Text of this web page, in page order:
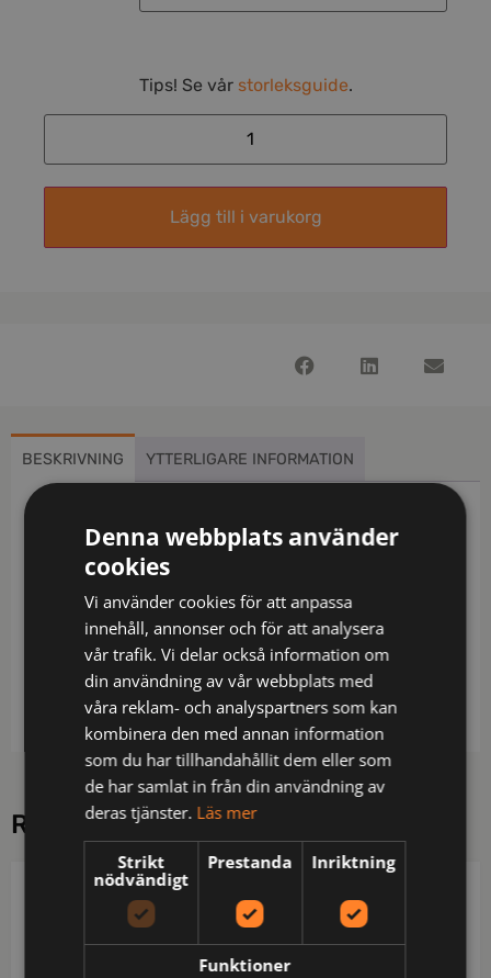
Tips! Se vår storleksguide.
Lägg till i varukorg
BESKRIVNING YTTERLIGARE INFORMATION
Beskrivning
Funktionsjacka i ett vind- och vattenavvisande
material. Jackan är bondad med polyester ripstop
och spandex på utsidan samt värmande
microfleece på insidan. Hel dragkedja fram. Två
sidofickor med dragkedjor. Elastisk dragsko med
stopper i nederkant.
RELATERADE PRODUKTER
Denna webbplats använder
cookies
Vi använder cookies för att anpassa
innehåll, annonser och för att analysera
vår trafik. Vi delar också information om
din användning av vår webbplats med
våra reklam- och analyspartners som kan
kombinera den med annan information
som du har tillhandahållit dem eller som
de har samlat in från din användning av
deras tjänster. Läs mer
Strikt
nödvändigt
Prestanda Inriktning
Funktioner